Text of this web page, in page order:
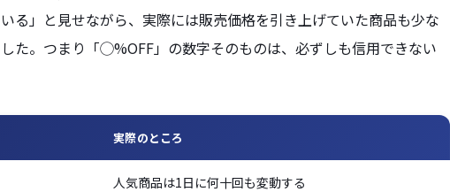
る」と見せながら、実際には販売価格を引き上げていた商品も少な
た。つまり「◯%OFF」の数字そのものは、必ずしも信用できない
実際のところ
人気商品は1日に何十回も変動する